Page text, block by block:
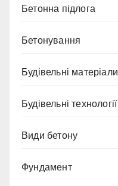
Бетонна підлога
Бетонування
Будівельні матеріали
Будівельні технології
Види бетону
Фундамент